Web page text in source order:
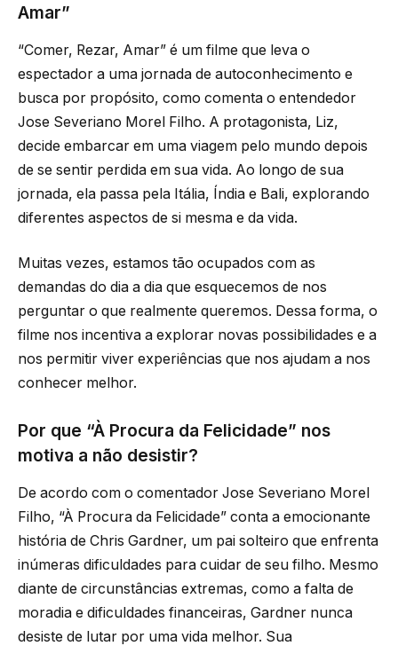
Amar”
“Comer, Rezar, Amar” é um filme que leva o
espectador a uma jornada de autoconhecimento e
busca por propósito, como comenta o entendedor
Jose Severiano Morel Filho. A protagonista, Liz,
decide embarcar em uma viagem pelo mundo depois
de se sentir perdida em sua vida. Ao longo de sua
jornada, ela passa pela Itália, Índia e Bali, explorando
diferentes aspectos de si mesma e da vida.
Muitas vezes, estamos tão ocupados com as
demandas do dia a dia que esquecemos de nos
perguntar o que realmente queremos. Dessa forma, o
filme nos incentiva a explorar novas possibilidades e a
nos permitir viver experiências que nos ajudam a nos
conhecer melhor.
Por que “À Procura da Felicidade” nos
motiva a não desistir?
De acordo com o comentador Jose Severiano Morel
Filho, “À Procura da Felicidade” conta a emocionante
história de Chris Gardner, um pai solteiro que enfrenta
inúmeras dificuldades para cuidar de seu filho. Mesmo
diante de circunstâncias extremas, como a falta de
moradia e dificuldades financeiras, Gardner nunca
desiste de lutar por uma vida melhor. Sua